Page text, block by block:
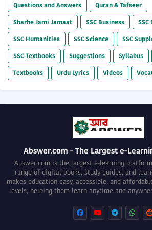
Questions and Answers
Quran & Tafseer
Sharhe Jami Jamaat
SSC Business
SSC Humanities
SSC Science
SSC
SSC Textbooks
Suggestions Syllabus
Textbooks
Urdu Lyrics Videos
Abswer.com - The Largest e-
Abswer.com is the largest e-learning
range of digital books, study guides, and
makes education easy, accessible, and
levels, helping them learn anytime and